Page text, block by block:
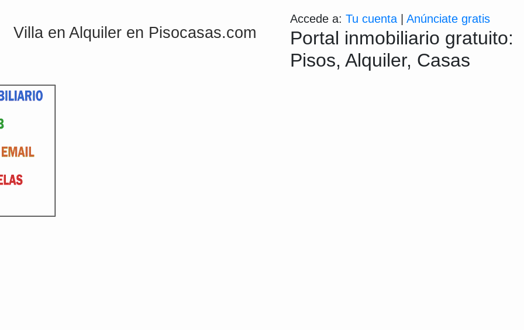
Villa en Alquiler en Pisocasas.com
Accede a: Tu cuenta| Anúnciate gratis
Portal inmobiliario gratuito:
Pisos, Alquiler, Casas